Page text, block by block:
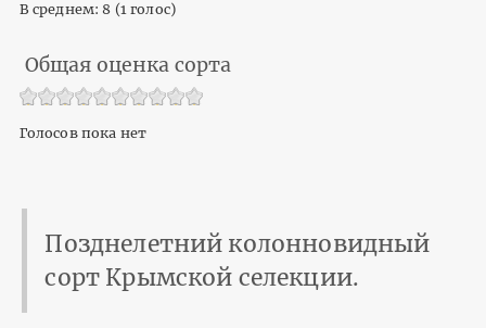
В среднем:8 (1голос)
Общая оценка сорта
Голосов пока нет
Позднелетний колонновидный
сорт Крымской селекции.